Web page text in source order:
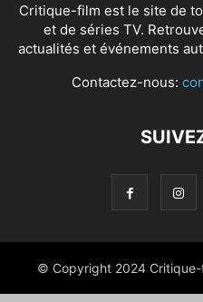
Critique-film est le site de
et de séries TV.
actualités et événements
Contactez-nous:
© Copyright 2024